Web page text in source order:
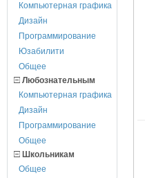
Компьютерная графика
Дизайн
Программирование
Юзабилити
Общее
Любознательным
Компьютерная графика
Дизайн
Программирование
Общее
Школьникам
Общее